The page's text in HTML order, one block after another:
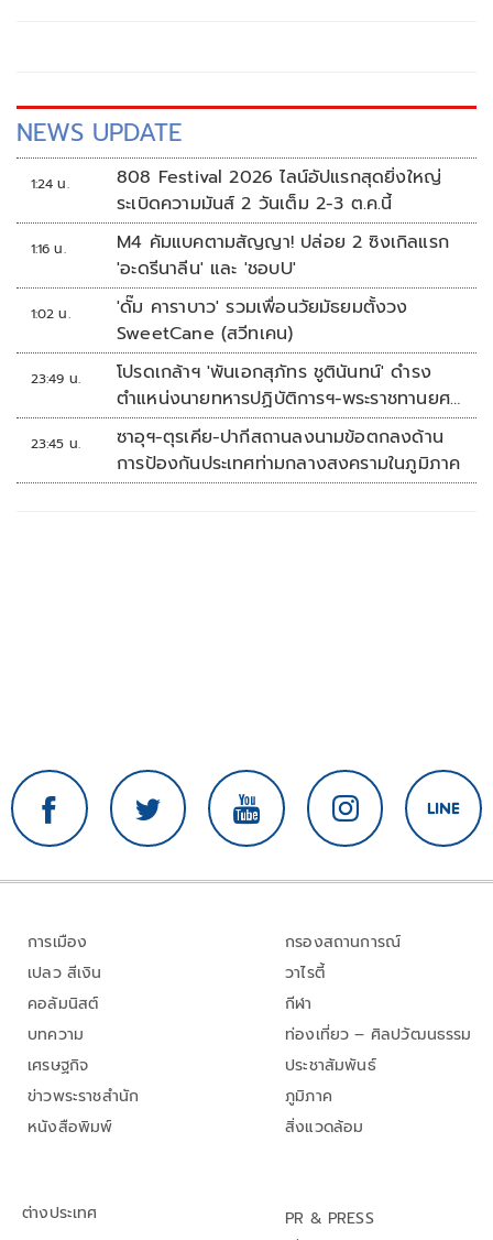
NEWS UPDATE
1:24 น.
808 Festival 2026 ไลน์อัปแรกสุดยิ่งใหญ่
ระเบิดความมันส์ 2 วันเต็ม 2-3 ต.ค.นี้
1:16 น.
M4 คัมแบคตามสัญญา! ปล่อย 2 ซิงเกิลแรก
'อะดรีนาลีน' และ 'ชอบU'
1:02 น.
'ดั๊ม คาราบาว' รวมเพื่อนวัยมัธยมตั้งวง
SweetCane (สวีทเคน)
23:49 น.
โปรดเกล้าฯ 'พันเอกสุภัทร ชูตินันทน์' ดำรง
ตำแหน่งนายทหารปฏิบัติการฯ-พระราชทานยศ
'พลตรี'
23:45 น.
ซาอุฯ-ตุรเคีย-ปากีสถานลงนามข้อตกลงด้าน
การป้องกันประเทศท่ามกลางสงครามในภูมิภาค
การเมือง
เปลว สีเงิน
คอลัมนิสต์
บทความ
เศรษฐกิจ
ข่าวพระราชสำนัก
หนังสือพิมพ์
กรองสถานการณ์
วาไรตี้
กีฬา
ท่องเที่ยว – ศิลปวัฒนธรรม
ประชาสัมพันธ์
ภูมิภาค
สิ่งแวดล้อม
ต่างประเทศ
PR & PRESS